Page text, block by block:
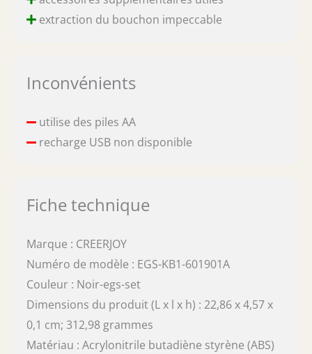
extraction du bouchon impeccable
Inconvénients
utilise des piles AA
recharge USB non disponible
Fiche technique
Marque : CREERJOY
Numéro de modèle : EGS-KB1-601901A
Couleur : Noir-egs-set
Dimensions du produit (L x l x h) : 22,86 x 4,57 x
0,1 cm; 312,98 grammes
Matériau : Acrylonitrile butadiène styrène (ABS)